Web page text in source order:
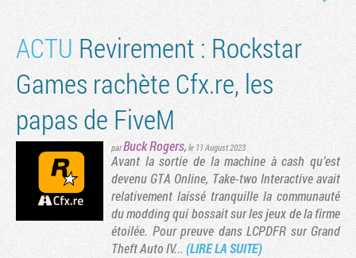
ACTU Revirement : Rockstar
Games rachète Cfx.re, les
papas de FiveM
parBuck Rogers, le 11 August 2023
Avant la sortie de la machine à cash qu’est
devenu GTA Online, Take-two Interactive avait
relativement laissé tranquille la communauté
du modding qui bossait sur les jeux de la firme
étoilée. Pour preuve dans LCPDFR sur Grand
Theft Auto IV... (LIRE LA SUITE)